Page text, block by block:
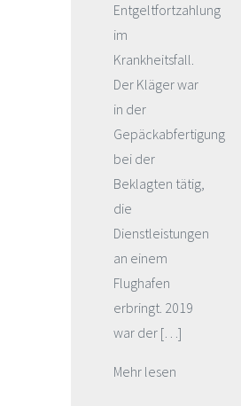
Entgeltfortzahlung
im
Krankheitsfall.
Der Kläger war
in der
Gepäckabfertigung
bei der
Beklagten tätig,
die
Dienstleistungen
an einem
Flughafen
erbringt. 2019
war der […]
Mehr lesen